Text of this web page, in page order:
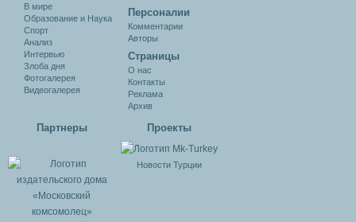
В мире
Образование и Наука
Спорт
Анализ
Интервью
Злоба дня
Фотогалерея
Видеогалерея
Персоналии
Комментарии
Авторы
Cтраницы
О нас
Контакты
Реклама
Архив
Партнеры Проекты
Новости Турции